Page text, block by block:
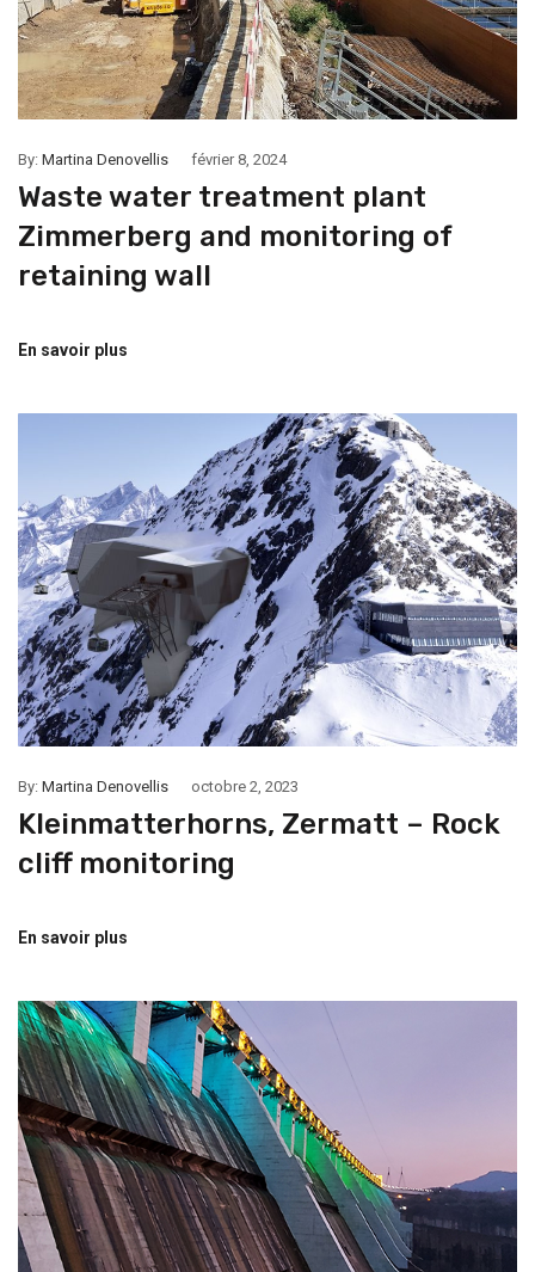
By: Martina Denovellis février 8, 2024
Waste water treatment plant
Zimmerberg and monitoring of
retaining wall
En savoir plus
By: Martina Denovellis octobre 2, 2023
Kleinmatterhorns, Zermatt – Rock
cliff monitoring
En savoir plus